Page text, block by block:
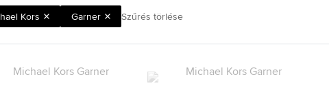
Kors Garner Szűrés törlése